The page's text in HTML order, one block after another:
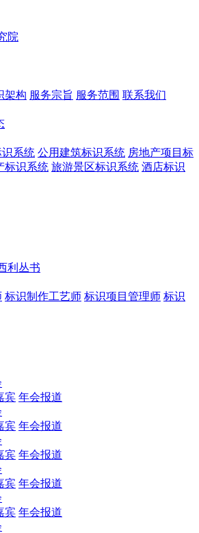
架构 服务宗旨 服务范围 联系我们
系统 公用建筑标识系统 房地产项目标
标识系统 旅游景区标识系统 酒店标识
利丛书
标识制作工艺师 标识项目管理师 标识
宾 年会报道
宾 年会报道
宾 年会报道
宾 年会报道
宾 年会报道